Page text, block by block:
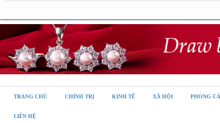
TRANG CHỦ CHÍNH TRỊ KINH TẾ XÃ HỘI PHONG
LIÊN HỆ